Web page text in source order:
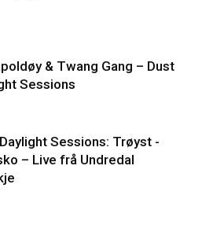
& Twang Gang – Dust
Sessions
Sessions: Trøyst -
– Live frå Undredal